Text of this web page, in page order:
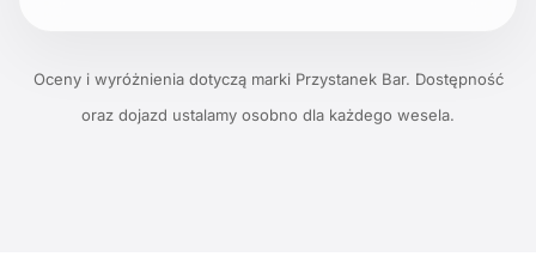
Oceny i wyróżnienia dotyczą marki Przystanek Bar. Dostępność
oraz dojazd ustalamy osobno dla każdego wesela.